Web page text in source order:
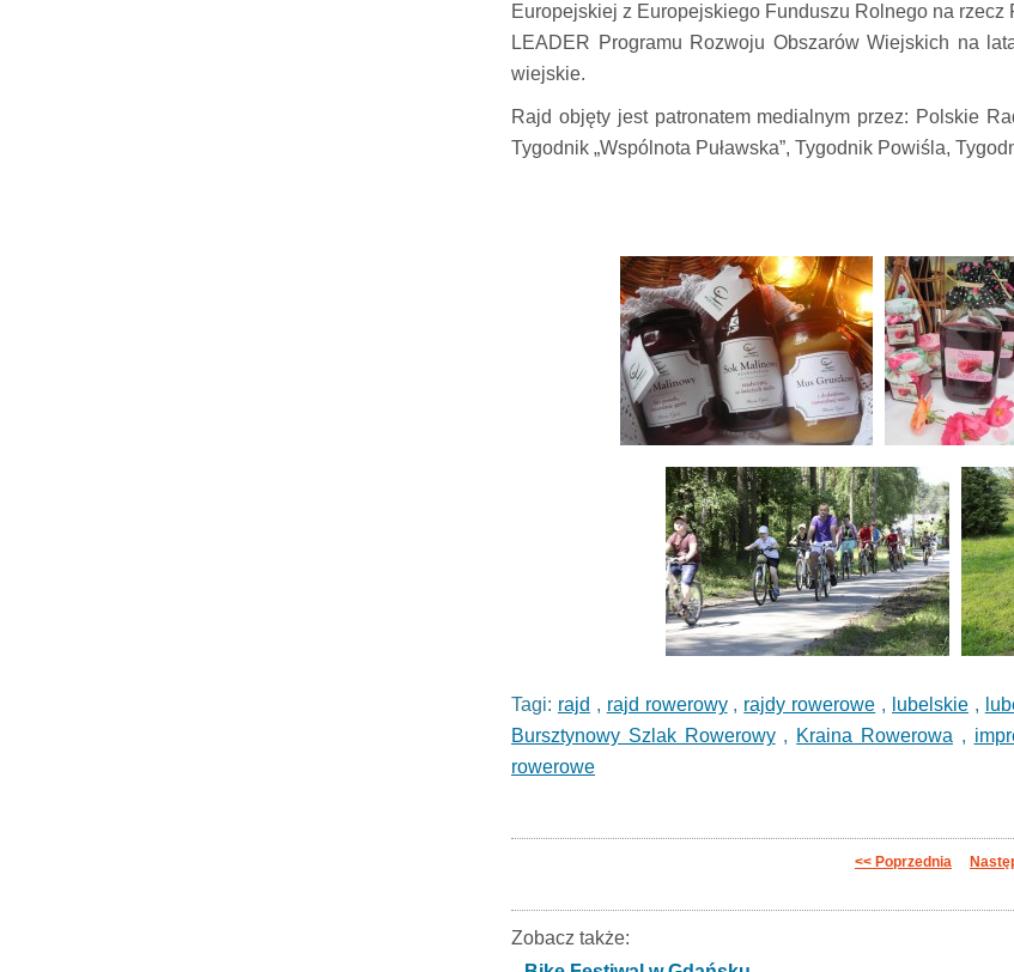
Europejskiej z Europejskiego Funduszu Rolnego na
LEADER Programu Rozwoju Obszarów Wiejskich na
wiejskie.
Rajd objęty jest patronatem medialnym przez: Polskie
Tygodnik „Wspólnota Puławska”, Tygodnik Powiśla,
Tagi: rajd , rajd rowerowy, rajdy rowerowe , lubelskie,
Bursztynowy Szlak Rowerowy, Kraina Rowerowa ,
rowerowe
<< Poprzednia
Zobacz także: